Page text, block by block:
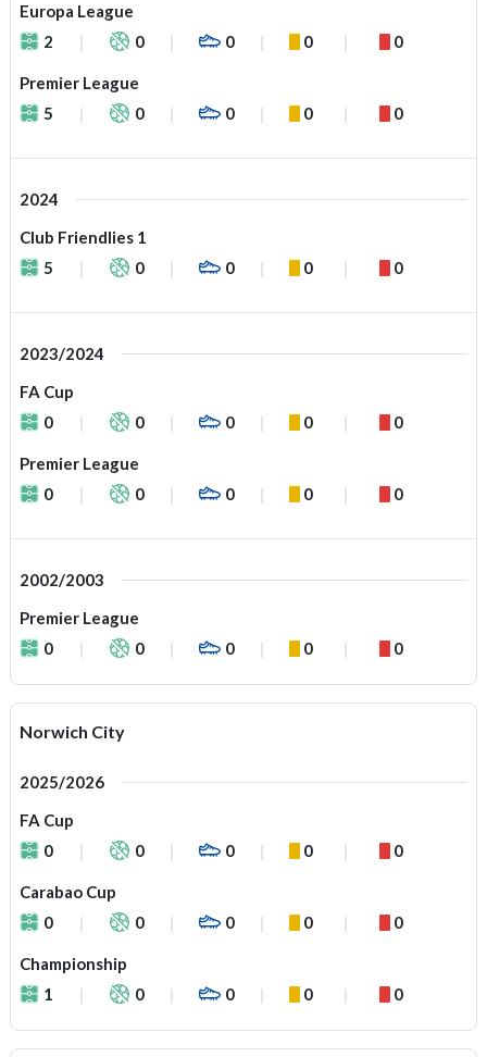
Europa League
2
0 0 0 0
Premier League
5
0 0 0 0
2024
Club Friendlies 1
5
0 0 0 0
2023/2024
FA Cup
0
0 0 0 0
Premier League
0
0 0 0 0
2002/2003
Premier League
0
0 0 0 0
Norwich City
2025/2026
FA Cup
0
0 0 0 0
Carabao Cup
0
0 0 0 0
Championship
1
0 0 0 0